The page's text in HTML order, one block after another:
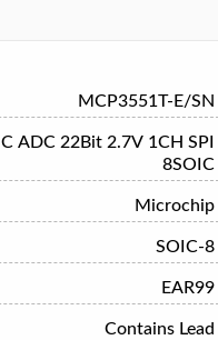
MCP3551T-E/SN
IC ADC 22Bit 2.7V 1CH SPI
8SOIC
Microchip
SOIC-8
EAR99
Contains Lead